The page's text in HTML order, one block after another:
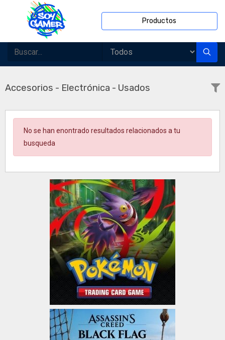
Productos
Accesorios - Electrónica - Usados
No se han enontrado resultados relacionados a tu
busqueda